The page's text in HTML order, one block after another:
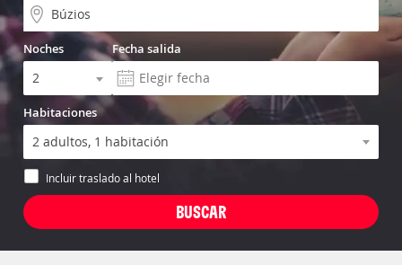
Noches Fecha salida
Habitaciones
Incluir traslado al hotel